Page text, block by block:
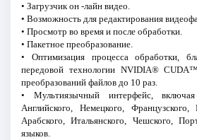
• Загрузчик он -лайн видео.
• Возможность для редактирования
• Просмотр во время и после обработки.
• Пакетное преобразование.
• Оптимизация процесса обработки,
передовой технологии NVIDIA®
преобразований файлов до 10 раз.
• Мультиязычный интерфейс,
Английского, Немецкого, Французского,
Арабского, Итальянского, Чешского,
языков.